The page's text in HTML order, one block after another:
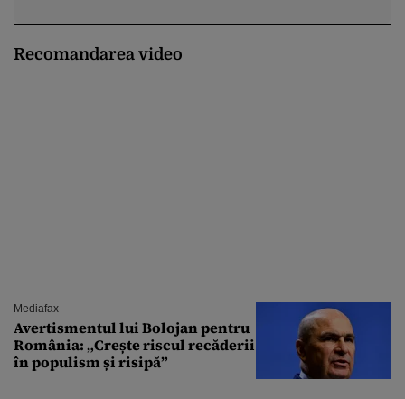
Recomandarea video
Mediafax
Avertismentul lui Bolojan pentru
România: „Crește riscul recăderii
în populism și risipă”